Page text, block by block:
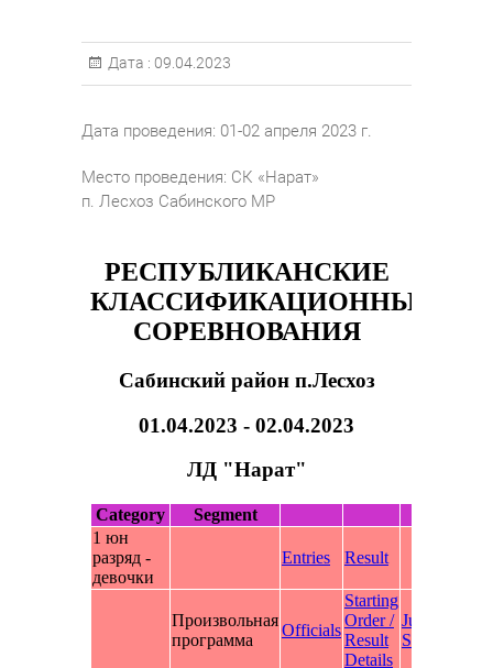
Дата : 09.04.2023
Дата проведения: 01-02 апреля 2023 г.
Место проведения: СК «Нарат»
п. Лесхоз Сабинского МР